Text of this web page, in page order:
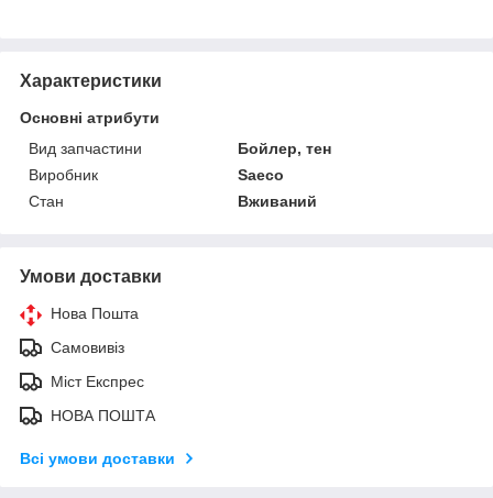
Характеристики
Основні атрибути
Вид запчастини
Бойлер, тен
Виробник
Saeco
Стан
Вживаний
Умови доставки
Нова Пошта
Самовивіз
Міст Експрес
НОВА ПОШТА
Всі умови доставки